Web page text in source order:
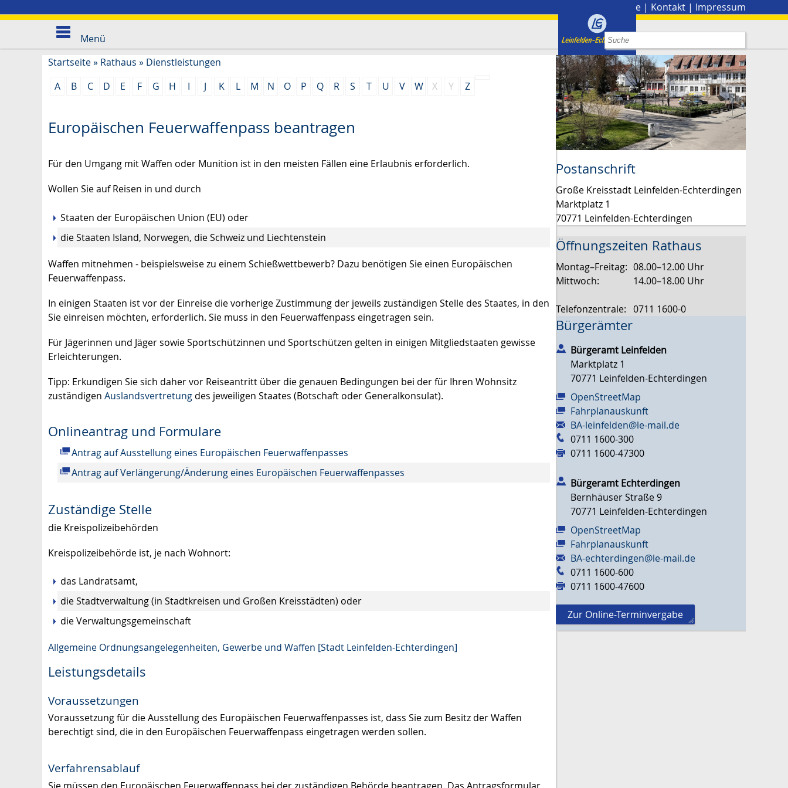
Presse | Kontakt | Impressum
Menü
Startseite» Rathaus » Dienstleistungen
A
B C D E F G H I J K L M N O P Q R S T U V W X Y Z
Europäischen Feuerwaffenpass beantragen
Für den Umgang mit Waffen oder Munition ist in den meisten Fällen eine Erlaubnis erforderlich.
Wollen Sie auf Reisen in und durch
Staaten der Europäischen Union (EU) oder
die Staaten Island, Norwegen, die Schweiz und Liechtenstein
Waffen mitnehmen - beispielsweise zu einem Schießwettbewerb? Dazu benötigen Sie einen Europäischen
Feuerwaffenpass.
In einigen Staaten ist vor der Einreise die vorherige Zustimmung der jeweils zuständigen Stelle des Staates, in den
Sie einreisen möchten, erforderlich. Sie muss in den Feuerwaffenpass eingetragen sein.
Für Jägerinnen und Jäger sowie Sportschützinnen und Sportschützen gelten in einigen Mitgliedstaaten gewisse
Erleichterungen.
Tipp: Erkundigen Sie sich daher vor Reiseantritt über die genauen Bedingungen bei der für Ihren Wohnsitz
zuständigen Auslandsvertretung des jeweiligen Staates (Botschaft oder Generalkonsulat).
Onlineantrag und Formulare
Antrag auf Ausstellung eines Europäischen Feuerwaffenpasses
Antrag auf Verlängerung/Änderung eines Europäischen Feuerwaffenpasses
Zuständige Stelle
die Kreispolizeibehörden
Kreispolizeibehörde ist, je nach Wohnort:
das Landratsamt,
die Stadtverwaltung (in Stadtkreisen und Großen Kreisstädten) oder
die Verwaltungsgemeinschaft
Allgemeine Ordnungsangelegenheiten, Gewerbe und Waffen [Stadt Leinfelden-Echterdingen]
Leistungsdetails
Voraussetzungen
Voraussetzung für die Ausstellung des Europäischen Feuerwaffenpasses ist, dass Sie zum Besitz der Waffen
berechtigt sind, die in den Europäischen Feuerwaffenpass eingetragen werden sollen.
Verfahrensablauf
Sie müssen den Europäischen Feuerwaffenpass bei der zuständigen Behörde beantragen. Das Antragsformular
Postanschrift
Große Kreisstadt Leinfelden-Echterdingen
Marktplatz 1
70771 Leinfelden-Echterdingen
Öffnungszeiten Rathaus
Montag–Freitag: 08.00–12.00 Uhr
Mittwoch:
14.00–18.00 Uhr
Telefonzentrale: 0711 1600-0
Bürgerämter
Bürgeramt Leinfelden
Marktplatz 1
70771 Leinfelden-Echterdingen
OpenStreetMap
Fahrplanauskunft
BA-leinfelden@le-mail.de
0711 1600-300
0711 1600-47300
Bürgeramt Echterdingen
Bernhäuser Straße 9
70771 Leinfelden-Echterdingen
OpenStreetMap
Fahrplanauskunft
BA-echterdingen@le-mail.de
0711 1600-600
0711 1600-47600
Zur Online-Terminvergabe